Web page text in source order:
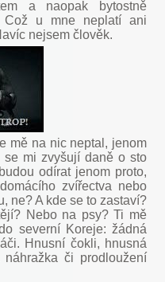
a naopak bytostně
Což u mne neplatí ani
nejsem člověk.
mě na nic neptal, jenom
se mi zvyšují daně o sto
odírat jenom proto,
zvířectva nebo
ne? A kde se to zastaví?
Nebo na psy? Ti mě
severní Koreje: žádná
Hnusní čokli, hnusná
či prodloužení